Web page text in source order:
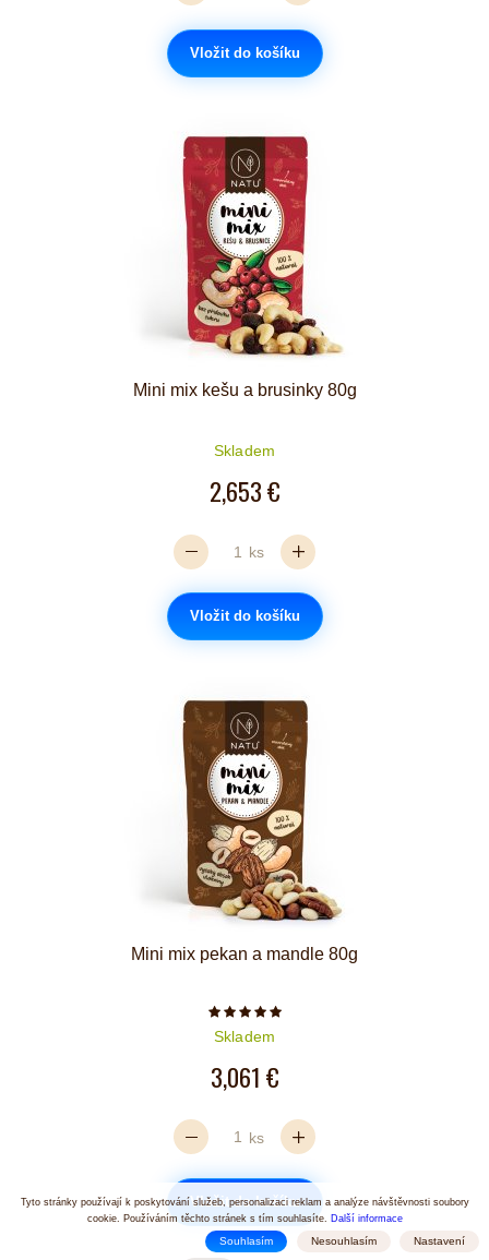
Vložit do košíku
Mini mix kešu a brusinky 80g
Skladem
2,653 €
ks
Vložit do košíku
Mini mix pekan a mandle 80g
Počet hvězdiček je 5 z 5
Skladem
3,061 €
ks
Vložit do košíku
Tyto stránky používají k poskytování služeb, personalizaci reklam a analýze návštěvnosti soubory
cookie. Používáním těchto stránek s tím souhlasíte.
Další informace
Nastavení
Nesouhlasím
Souhlasím